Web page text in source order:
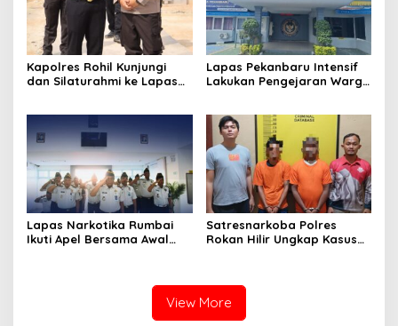
Kapolres Rohil Kunjungi
dan Silaturahmi ke Lapas
Lapas Pekanbaru Intensif
Lakukan Pengejaran Warga
Lapas, Kanwil, dan
Kepolisian
Lapas Narkotika Rumbai
Ikuti Apel Bersama Awal
Satresnarkoba Polres
Rokan Hilir Ungkap Kasus
View More